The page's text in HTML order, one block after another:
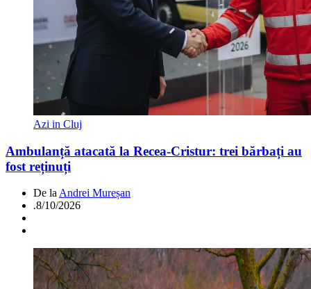
Azi in Cluj
Ambulanță atacată la Recea-Cristur: trei bărbați au
fost reținuți
De la Andrei Mureșan
.8/10/2026